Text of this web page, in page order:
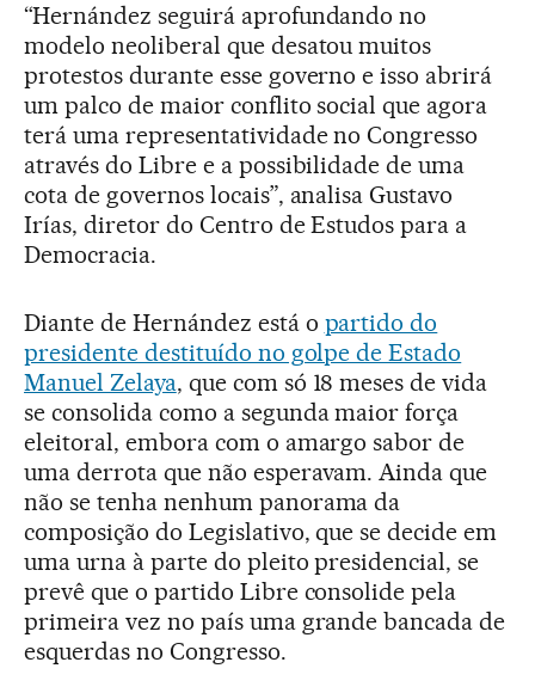
“Hernández seguirá aprofundando no
modelo neoliberal que desatou muitos
protestos durante esse governo e isso abrirá
um palco de maior conflito social que agora
terá uma representatividade no Congresso
através do Libre e a possibilidade de uma
cota de governos locais”, analisa Gustavo
Irías, diretor do Centro de Estudos para a
Democracia.
Diante de Hernández está o partido do
presidente destituído no golpe de Estado
Manuel Zelaya, que com só 18 meses de vida
se consolida como a segunda maior força
eleitoral, embora com o amargo sabor de
uma derrota que não esperavam. Ainda que
não se tenha nenhum panorama da
composição do Legislativo, que se decide em
uma urna à parte do pleito presidencial, se
prevê que o partido Libre consolide pela
primeira vez no país uma grande bancada de
esquerdas no Congresso.